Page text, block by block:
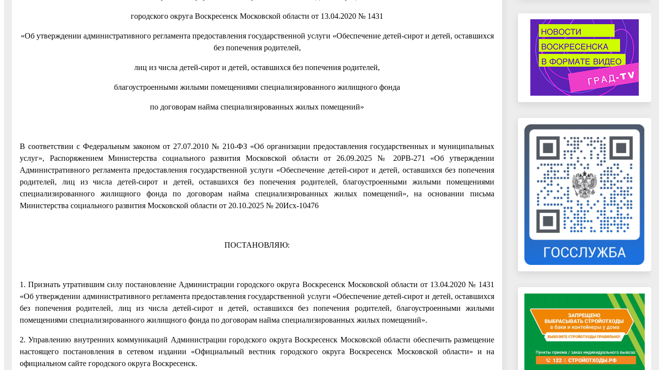
городского округа Воскресенск Московской области от 13.04.2020 № 1431
«Об утверждении административного регламента предоставления государственной услуги «Обеспечение детей-сирот и детей, оставшихся
без попечения родителей,
лиц из числа детей-сирот и детей, оставшихся без попечения родителей,
благоустроенными жилыми помещениями специализированного жилищного фонда
по договорам найма специализированных жилых помещений»
В соответствии с Федеральным законом от 27.07.2010 № 210-ФЗ «Об организации предоставления государственных и муниципальных
услуг», Распоряжением Министерства социального развития Московской области от 26.09.2025 № 20РВ-271 «Об утверждении
Административного регламента предоставления государственной услуги «Обеспечение детей-сирот и детей, оставшихся без попечения
родителей, лиц из числа детей-сирот и детей, оставшихся без попечения родителей, благоустроенными жилыми помещениями
специализированного жилищного фонда по договорам найма специализированных жилых помещений», на основании письма
Министерства социального развития Московской области от 20.10.2025 № 20Исх-10476
ПОСТАНОВЛЯЮ:
1. Признать утратившим силу постановление Администрации городского округа Воскресенск Московской области от 13.04.2020 № 1431
«Об утверждении административного регламента предоставления государственной услуги «Обеспечение детей-сирот и детей, оставшихся
без попечения родителей, лиц из числа детей-сирот и детей, оставшихся без попечения родителей, благоустроенными жилыми
помещениями специализированного жилищного фонда по договорам найма специализированных жилых помещений».
2. Управлению внутренних коммуникаций Администрации городского округа Воскресенск Московской области обеспечить размещение
настоящего постановления в сетевом издании «Официальный вестник городского округа Воскресенск Московской области» и на
официальном сайте городского округа Воскресенск.